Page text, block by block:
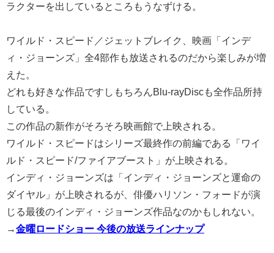
ラクターを出しているところもうなずける。
ワイルド・スピード／ジェットブレイク、映画「インデ
ィ・ジョーンズ」全4部作も放送されるのだから楽しみが増
えた。
どれも好きな作品ですしもちろんBlu-rayDiscも全作品所持
している。
この作品の新作がそろそろ映画館で上映される。
ワイルド・スピードはシリーズ最終作の前編である「ワイ
ルド・スピード/ファイアブースト」が上映される。
インディ・ジョーンズは「インディ・ジョーンズと運命の
ダイヤル」が上映されるが、俳優ハリソン・フォードが演
じる最後のインディ・ジョーンズ作品なのかもしれない。
→金曜ロードショー 今後の放送ラインナップ